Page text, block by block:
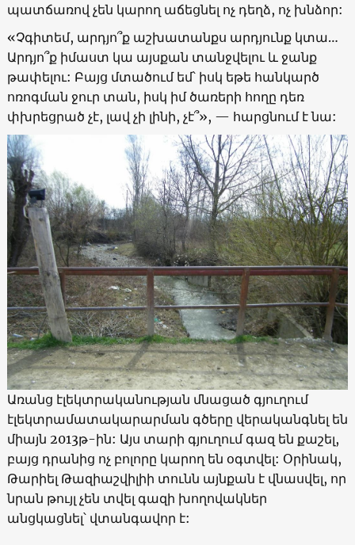
պատճառով չեն կարող աճեցնել ոչ դեղձ, ոչ խնձոր:
«Չգիտեմ, արդյո՞ք աշխատանքս արդյունք կտա…
Արդյո՞ք իմաստ կա այսքան տանջվելու և ջանք
թափելու: Բայց մտածում եմ՝ իսկ եթե հանկարծ
ոռոգման ջուր տան, իսկ իմ ծառերի հողը դեռ
փխրեցրած չէ, լավ չի լինի, չէ՞», — հարցնում է նա:
Առանց էլեկտրականության մնացած գյուղում
էլեկտրամատակարարման գծերը վերականգնել են
միայն 2013թ-ին: Այս տարի գյուղում գազ են քաշել,
բայց դրանից ոչ բոլորը կարող են օգտվել: Օրինակ,
Թարիել Թազիաշվիլիի տունն այնքան է վնասվել, որ
նրան թույլ չեն տվել գազի խողովակներ
անցկացնել՝ վտանգավոր է: